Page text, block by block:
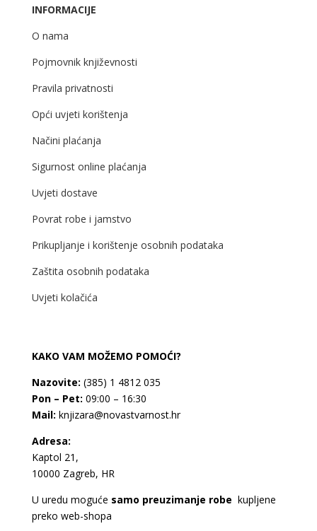
INFORMACIJE
O nama
Pojmovnik književnosti
Pravila privatnosti
Opći uvjeti korištenja
Načini plaćanja
Sigurnost online plaćanja
Uvjeti dostave
Povrat robe i jamstvo
Prikupljanje i korištenje osobnih podataka
Zaštita osobnih podataka
Uvjeti kolačića
KAKO VAM MOŽEMO POMOĆI?
Nazovite: (385) 1 4812 035
Pon – Pet: 09:00 – 16:30
Mail: knjizara@novastvarnost.hr
Adresa:
Kaptol 21,
10000 Zagreb, HR
U uredu moguće samo preuzimanje robe kupljene
preko web-shopa